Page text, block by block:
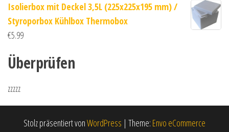
Isolierbox mit Deckel 3,5L (225x225x195 mm) /
Styroporbox Kühlbox Thermobox
€5.99
Überprüfen
zzzzz
Stolz präsentiert vonWordPress | Theme: Envo eCommerce